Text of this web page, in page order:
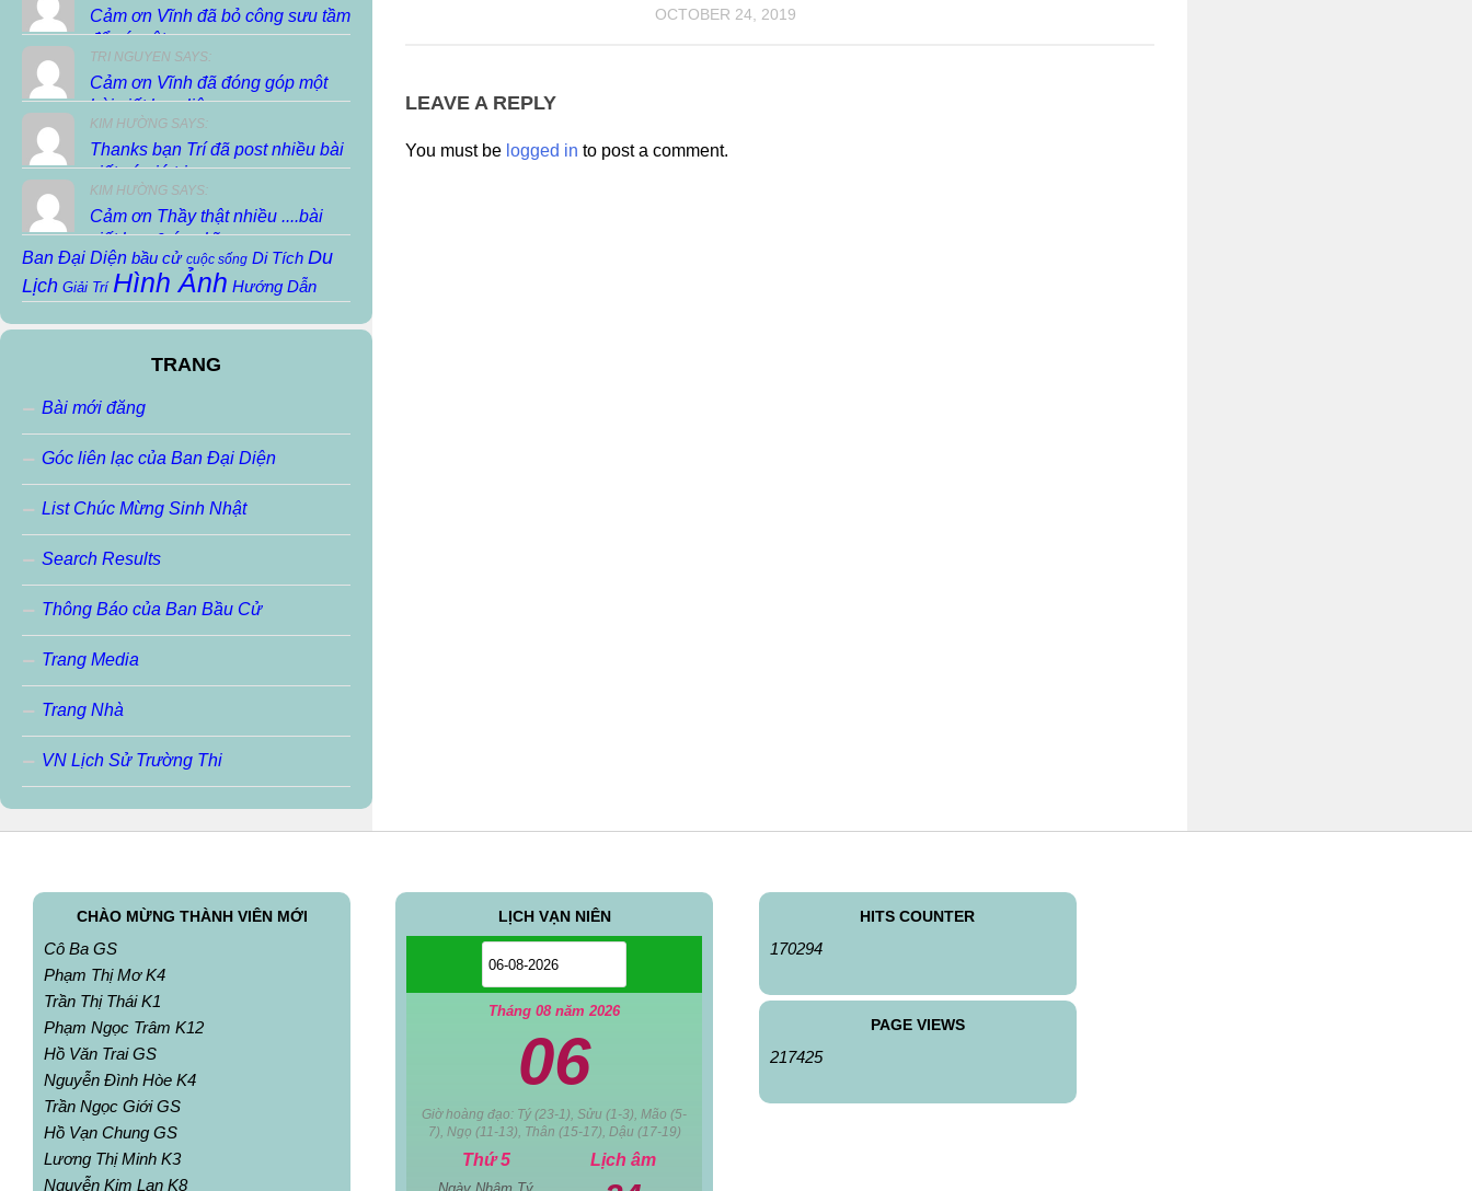
OCTOBER 24, 2019
LEAVE A REPLY
You must be logged in to post a comment.
Cảm ơn Vĩnh đã bỏ công sưu tầm
để có một...
TRI NGUYEN SAYS:
Cảm ơn Vĩnh đã đóng góp một
bài viết hay, liên...
KIM HƯỜNG SAYS:
Thanks bạn Trí đã post nhiều bài
viết có giá trị...
KIM HƯỜNG SAYS:
Cảm ơn Thầy thật nhiều ....bài
viết hay & ý nghĩa...
Ban Đại Diện bầu cử cuộc sống Di Tích Du
Lịch Giải Trí Hình Ảnh Hướng Dẫn
Khoa Học
Kiến Thức
Lịch
Người Nổi Tiếng
Nhạc THTĐ Phiếm
Thơ Haiku Thơ ráp Thơ Sáng Tác
Tran Ngoc Anh Videos VoChieu
TRANG
Bài mới đăng
Góc liên lạc của Ban Đại Diện
List Chúc Mừng Sinh Nhật
Search Results
Thông Báo của Ban Bầu Cử
Trang Media
Trang Nhà
VN Lịch Sử Trường Thi
CHÀO MỪNG THÀNH VIÊN MỚI
Cô Ba GS
Phạm Thị Mơ K4
Trần Thị Thái K1
Phạm Ngọc Trâm K12
Hồ Văn Trai GS
Nguyễn Đình Hòe K4
Trần Ngọc Giới GS
Hồ Vạn Chung GS
Lương Thị Minh K3
Nguyễn Kim Lan K8
LỊCH VẠN NIÊN
Tháng 08 năm 2026
06
Giờ hoàng đạo: Tý (23-1), Sửu (1-3), Mão (5-
7), Ngọ (11-13), Thân (15-17), Dậu (17-19)
Thứ 5 Lịch âm
HITS COUNTER
170294
PAGE VIEWS
217425